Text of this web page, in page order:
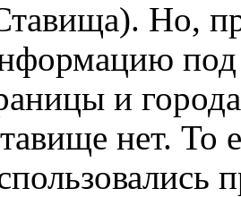
Но,
под
и
нет. То